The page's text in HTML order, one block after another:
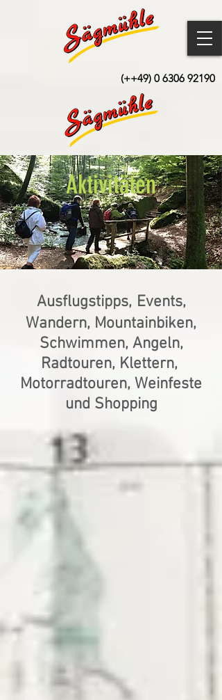
(++49) 0 6306 92190
Aktivitäten
Ausflugstipps, Events,
Wandern, Mountainbiken,
Schwimmen, Angeln,
Radtouren, Klettern,
Motorradtouren, Weinfeste
und Shopping